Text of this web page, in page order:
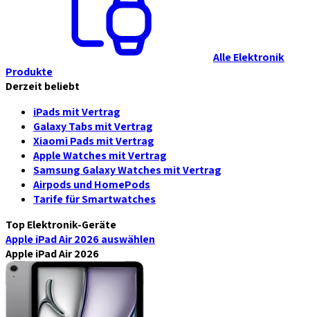
Alle Elektronik
Produkte
Derzeit beliebt
iPads mit Vertrag
Galaxy Tabs mit Vertrag
Xiaomi Pads mit Vertrag
Apple Watches mit Vertrag
Samsung Galaxy Watches mit Vertrag
Airpods und HomePods
Tarife für Smartwatches
Top Elektronik-Geräte
Apple iPad Air 2026auswählen
Apple iPad Air 2026